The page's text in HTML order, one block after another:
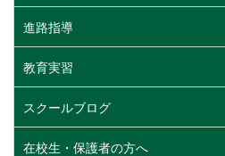
進路指導
教育実習
スクールブログ
在校生・保護者の方へ